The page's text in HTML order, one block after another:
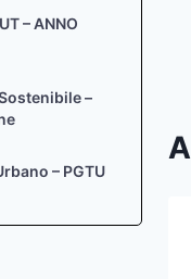
– ANNO
–
– PGTU